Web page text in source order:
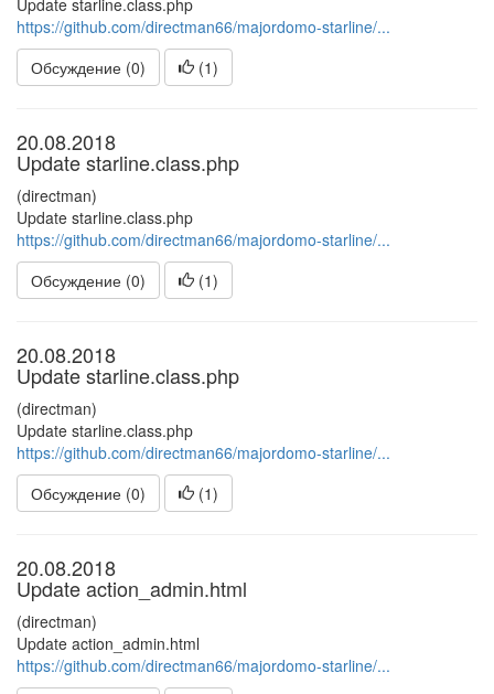
Update starline.class.php
https://github.com/directman66/majordomo-starline/...
Обсуждение (0)
(1)
20.08.2018
Update starline.class.php
(directman)
Update starline.class.php
https://github.com/directman66/majordomo-starline/...
Обсуждение (0)
(1)
20.08.2018
Update starline.class.php
(directman)
Update starline.class.php
https://github.com/directman66/majordomo-starline/...
Обсуждение (0)
(1)
20.08.2018
Update action_admin.html
(directman)
Update action_admin.html
https://github.com/directman66/majordomo-starline/...